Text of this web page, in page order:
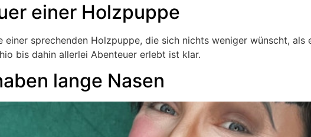
einer Holzpuppe
sprechenden Holzpuppe, die sich nichts weniger wünscht, als
bis dahin allerlei Abenteuer erlebt ist klar.
lange Nasen